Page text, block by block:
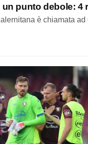
punto debole:
è chiamata